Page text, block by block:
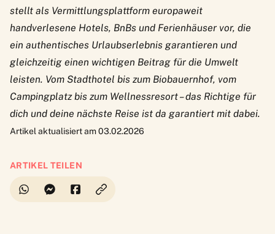
stellt als Vermittlungsplattform europaweit
handverlesene Hotels, BnBs und Ferienhäuser vor, die
ein authentisches Urlaubserlebnis garantieren und
gleichzeitig einen wichtigen Beitrag für die Umwelt
leisten. Vom Stadthotel bis zum Biobauernhof, vom
Campingplatz bis zum Wellnessresort – das Richtige für
dich und deine nächste Reise ist da garantiert mit dabei.
Artikel aktualisiert am 03.02.2026
ARTIKEL TEILEN